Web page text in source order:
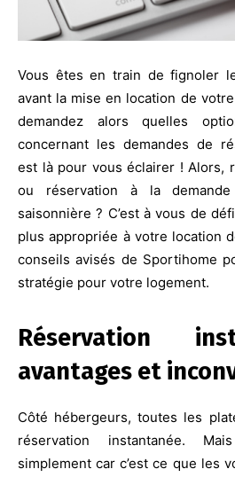
Vous êtes en train de fignoler
avant la mise en location de
demandez alors quelles
concernant les demandes de
est là pour vous éclairer ! Alors,
ou réservation à la
saisonnière ? C’est à vous de
plus appropriée à votre location
conseils avisés de Sportihome
stratégie pour votre logement.
Réservation
avantages et
Côté hébergeurs, toutes les
réservation instantanée.
simplement car c’est ce que les